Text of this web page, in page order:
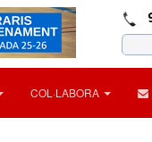
COL·LABORA